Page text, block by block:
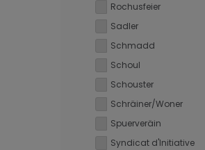
Rochusfeier
Sadler
Schmadd
Schoul
Schouster
Schräiner/Woner
Spuerveräin
Syndicat d'Initiative